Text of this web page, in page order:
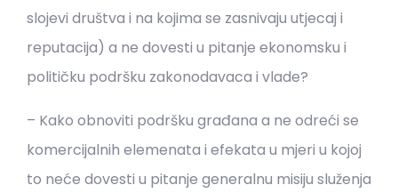
slojevi društva i na kojima se zasnivaju utjecaj i
reputacija) a ne dovesti u pitanje ekonomsku i
političku podršku zakonodavaca i vlade?
– Kako obnoviti podršku građana a ne odreći se
komercijalnih elemenata i efekata u mjeri u kojoj
to neće dovesti u pitanje generalnu misiju služenja